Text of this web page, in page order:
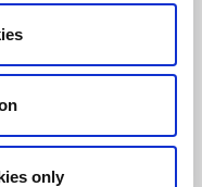
only
vandring med sin